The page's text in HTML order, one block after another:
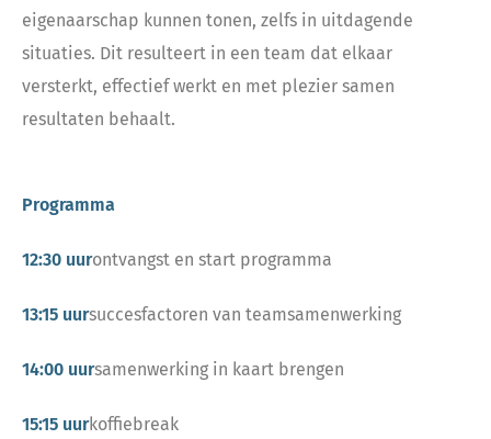
eigenaarschap kunnen tonen, zelfs in uitdagende
situaties. Dit resulteert in een team dat elkaar
versterkt, effectief werkt en met plezier samen
resultaten behaalt.
Programma
12:30 uurontvangst en start programma
13:15 uursuccesfactoren van teamsamenwerking
14:00 uursamenwerking in kaart brengen
15:15 uurkoffiebreak